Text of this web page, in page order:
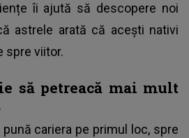
îi ajută să descopere noi
astrele arată că acești nativi
spre viitor.
să petreacă mai mult
cariera pe primul loc, spre